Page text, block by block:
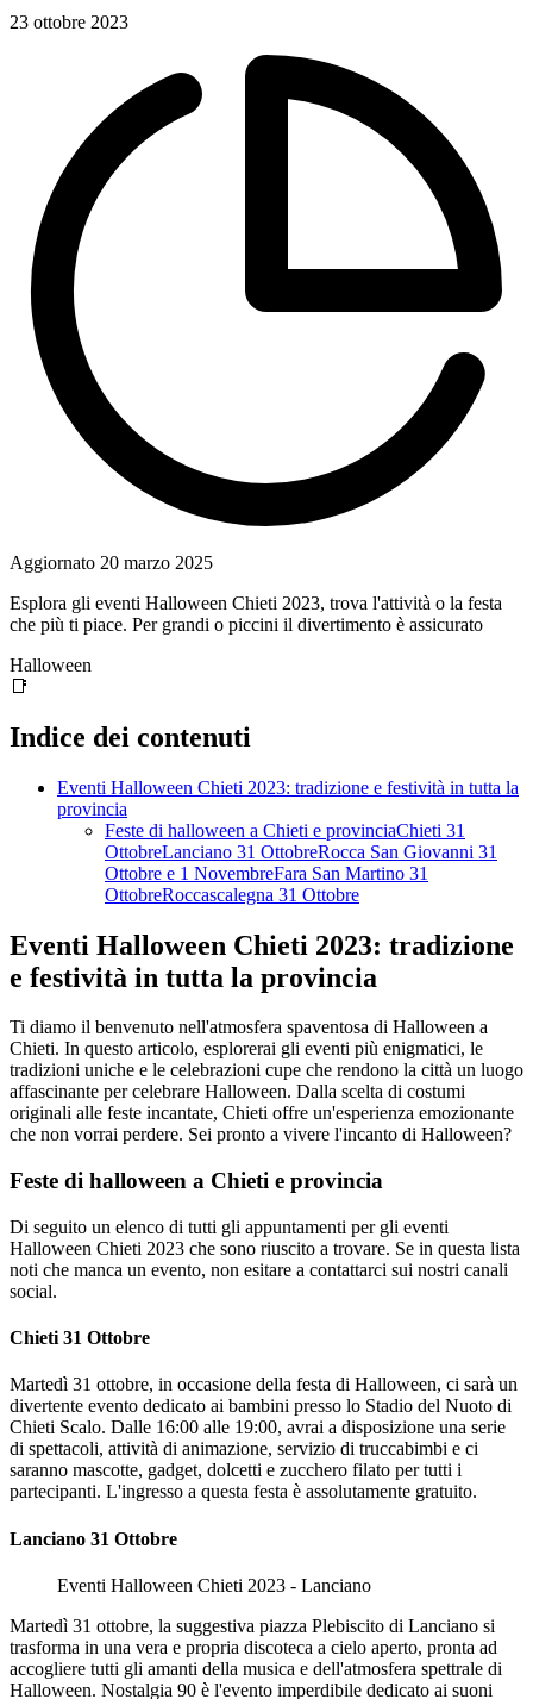
23 ottobre 2023
Aggiornato 20 marzo 2025
Esplora gli eventi Halloween Chieti 2023, trova l'attività o la festa
che più ti piace. Per grandi o piccini il divertimento è assicurato
Halloween
📑
Indice dei contenuti
Eventi Halloween Chieti 2023: tradizione e festività in tutta la
provincia
Feste di halloween a Chieti e provinciaChieti 31
OttobreLanciano 31 OttobreRocca San Giovanni 31
Ottobre e 1 NovembreFara San Martino 31
OttobreRoccascalegna 31 Ottobre
Eventi Halloween Chieti 2023: tradizione
e festività in tutta la provincia
Ti diamo il benvenuto nell'atmosfera spaventosa di Halloween a
Chieti. In questo articolo, esplorerai gli eventi più enigmatici, le
tradizioni uniche e le celebrazioni cupe che rendono la città un luogo
affascinante per celebrare Halloween. Dalla scelta di costumi
originali alle feste incantate, Chieti offre un'esperienza emozionante
che non vorrai perdere. Sei pronto a vivere l'incanto di Halloween?
Feste di halloween a Chieti e provincia
Di seguito un elenco di tutti gli appuntamenti per gli eventi
Halloween Chieti 2023 che sono riuscito a trovare. Se in questa lista
noti che manca un evento, non esitare a contattarci sui nostri canali
social.
Chieti 31 Ottobre
Martedì 31 ottobre, in occasione della festa di Halloween, ci sarà un
divertente evento dedicato ai bambini presso lo Stadio del Nuoto di
Chieti Scalo. Dalle 16:00 alle 19:00, avrai a disposizione una serie
di spettacoli, attività di animazione, servizio di truccabimbi e ci
saranno mascotte, gadget, dolcetti e zucchero filato per tutti i
partecipanti. L'ingresso a questa festa è assolutamente gratuito.
Lanciano 31 Ottobre
Eventi Halloween Chieti 2023 - Lanciano
Martedì 31 ottobre, la suggestiva piazza Plebiscito di Lanciano si
trasforma in una vera e propria discoteca a cielo aperto, pronta ad
accogliere tutti gli amanti della musica e dell'atmosfera spettrale di
Halloween. Nostalgia 90 è l'evento imperdibile dedicato ai suoni